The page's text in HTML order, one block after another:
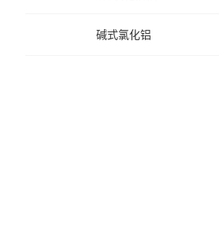
碱式氯化铝